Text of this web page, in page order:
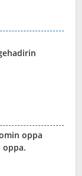
oppa
oppa.